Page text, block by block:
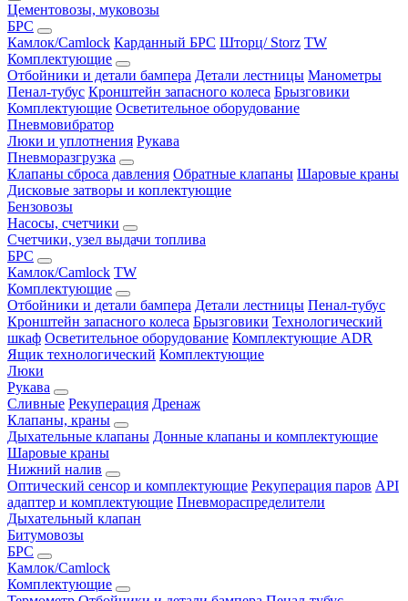
Цементовозы, муковозы
БРС
Камлок/Camlock Карданный БРС Шторц/ Storz TW
Комплектующие
Отбойники и детали бампера Детали лестницы Манометры
Пенал-тубус Кронштейн запасного колеса Брызговики
Комплектующие Осветительное оборудование
Пневмовибратор
Люки и уплотнения Рукава
Пневморазгрузка
Клапаны сброса давления Обратные клапаны Шаровые краны
Дисковые затворы и коплектующие
Бензовозы
Насосы, счетчики
Счетчики, узел выдачи топлива
БРС
Камлок/Camlock TW
Комплектующие
Отбойники и детали бампера Детали лестницы Пенал-тубус
Кронштейн запасного колеса Брызговики Технологический
шкаф Осветительное оборудование Комплектующие ADR
Ящик технологический Комплектующие
Люки
Рукава
Сливные Рекуперация Дренаж
Клапаны, краны
Дыхательные клапаны Донные клапаны и комплектующие
Шаровые краны
Нижний налив
Оптический сенсор и комплектующие Рекуперация паров API
адаптер и комплектующие Пневмораспределители
Дыхательный клапан
Битумовозы
БРС
Камлок/Camlock
Комплектующие